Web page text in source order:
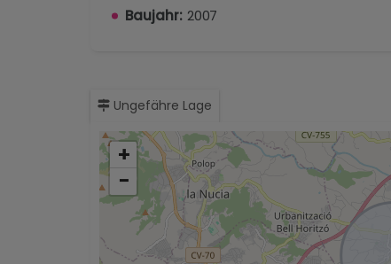
Baujahr: 2007
Ungefähre Lage
+
−